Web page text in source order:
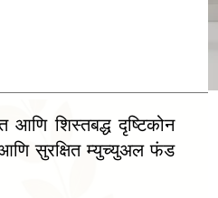
शिस्तबद्ध दृष्टिकोन
आणि सुरक्षित म्युच्युअल फंड